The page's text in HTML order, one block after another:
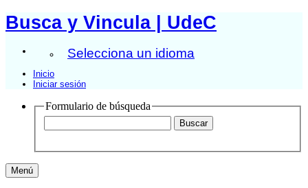
Busca y Vincula | UdeC
Selecciona un idioma
Inicio
Iniciar sesión
Formulario de búsqueda
Menú